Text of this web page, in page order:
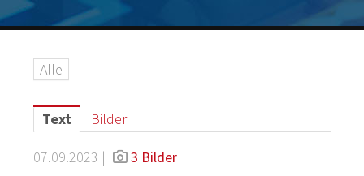
Logos
IT-Security
G DATA Campus
Kontakt
Alle
Text Bilder
07.09.2023 | 3 Bilder